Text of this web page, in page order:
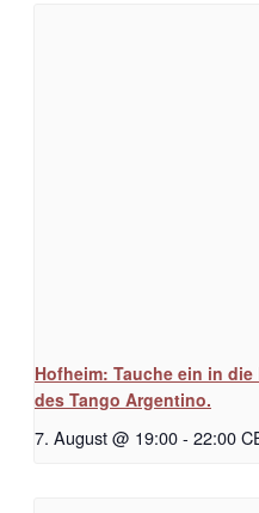
Hofheim: Tauche ein in
des Tango Argentino.
7. August @ 19:00- 22:00